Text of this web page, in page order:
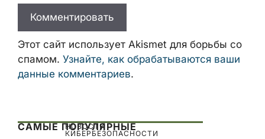
Этот сайт использует Akismet для борьбы со
спамом. Узнайте, как обрабатываются ваши
данные комментариев.
САМЫЕ ПОПУЛЯРНЫЕ
НОВОСТИ
КИБЕРБЕЗОПАСНОСТИ